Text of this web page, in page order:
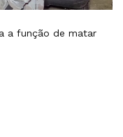
a função de matar